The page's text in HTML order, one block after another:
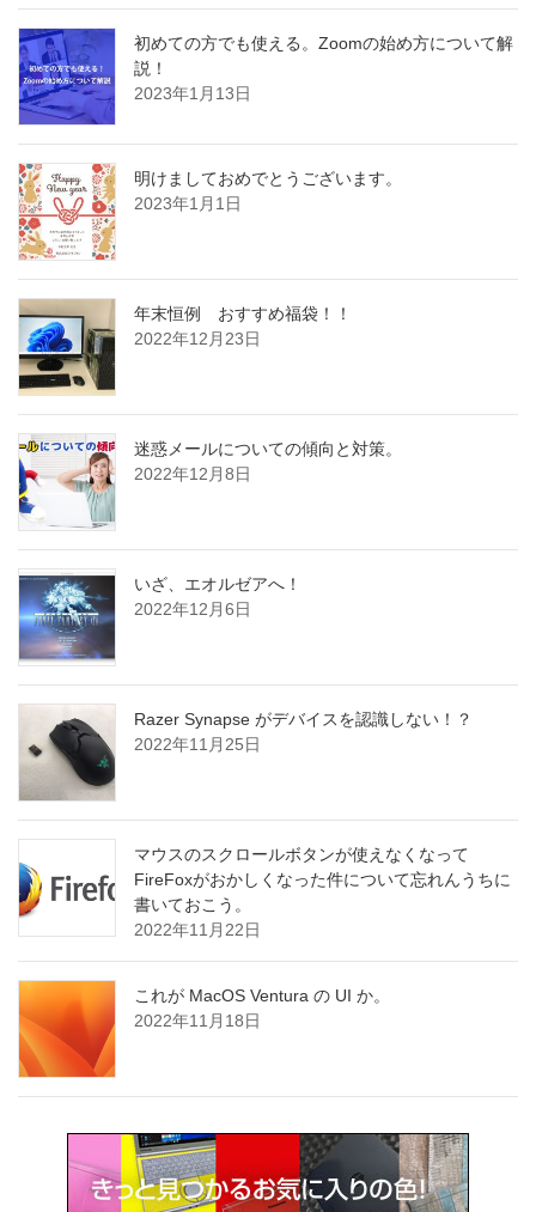
初めての方でも使える。Zoomの始め方について解
説！
2023年1月13日
明けましておめでとうございます。
2023年1月1日
年末恒例 おすすめ福袋！！
2022年12月23日
迷惑メールについての傾向と対策。
2022年12月8日
いざ、エオルゼアへ！
2022年12月6日
Razer Synapse がデバイスを認識しない！？
2022年11月25日
マウスのスクロールボタンが使えなくなって
FireFoxがおかしくなった件について忘れんうちに
書いておこう。
2022年11月22日
これが MacOS Ventura の UI か。
2022年11月18日